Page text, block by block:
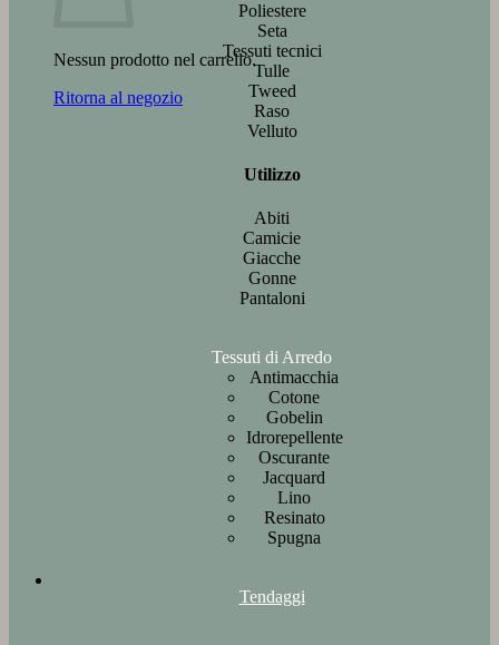
Nessun prodotto nel carrello.
Ritorna al negozio
Poliestere
Seta
Tessuti tecnici
Tulle
Tweed
Raso
Velluto
Utilizzo
Abiti
Camicie
Giacche
Gonne
Pantaloni
Tessuti di Arredo
Antimacchia
Cotone
Gobelin
Idrorepellente
Oscurante
Jacquard
Lino
Resinato
Spugna
Tendaggi